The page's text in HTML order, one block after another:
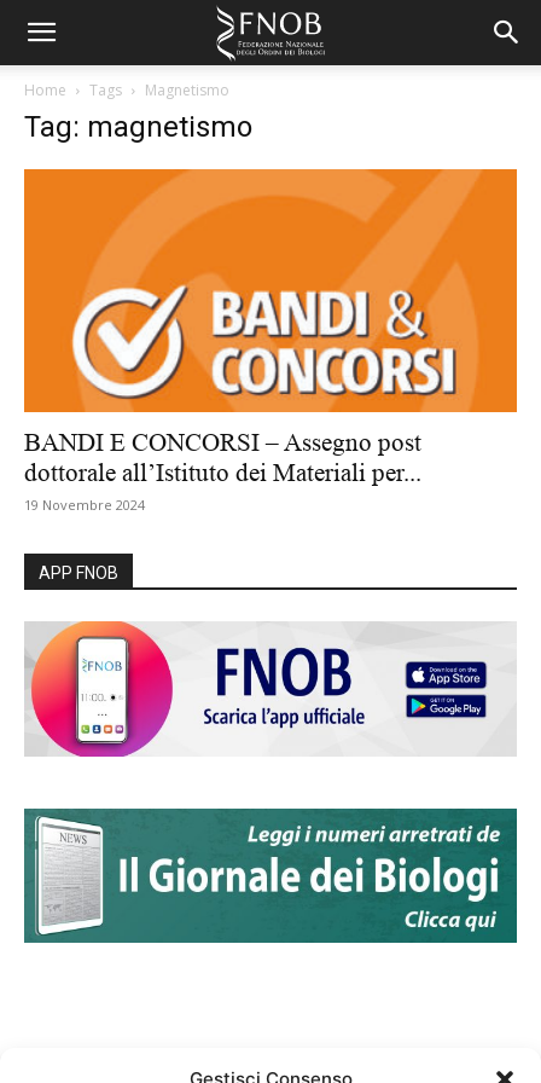
Home Tags Magnetismo
Tag: magnetismo
BANDI E CONCORSI – Assegno post
dottorale all’Istituto dei Materiali per...
19 Novembre 2024
APP FNOB